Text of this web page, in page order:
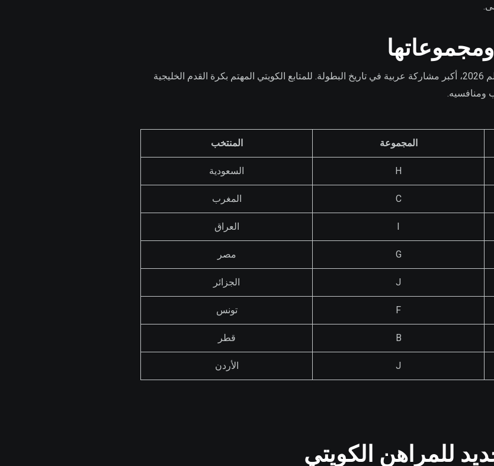
ومجموعاتها
سبعة منتخبات عربية تشارك في كأس العالم 2026، أكبر مشاركة عربية في تاريخ البطولة. للمتابع الكويتي المهتم بكرة القدم الخليجية
ومنافسيه.
المجموعة المنتخب
H السعودية
C المغرب
I العراق
G مصر
J الجزائر
F تونس
B قطر
J الأردن
للمراهن الكويتي